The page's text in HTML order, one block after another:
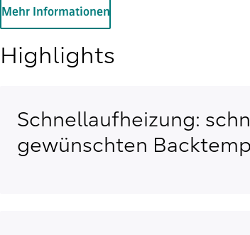
Mehr Informationen
Highlights
Schnellaufheizung:
gewünschten